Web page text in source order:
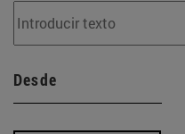
Desde